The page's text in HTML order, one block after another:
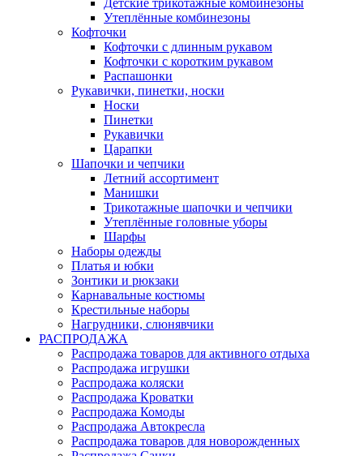
Детские трикотажные комбинезоны
Утеплённые комбинезоны
Кофточки
Кофточки с длинным рукавом
Кофточки с коротким рукавом
Распашонки
Рукавички, пинетки, носки
Носки
Пинетки
Рукавички
Царапки
Шапочки и чепчики
Летний ассортимент
Манишки
Трикотажные шапочки и чепчики
Утеплённые головные уборы
Шарфы
Наборы одежды
Платья и юбки
Зонтики и рюкзаки
Карнавальные костюмы
Крестильные наборы
Нагрудники, слюнявчики
РАСПРОДАЖА
Распродажа товаров для активного отдыха
Распродажа игрушки
Распродажа коляски
Распродажа Кроватки
Распродажа Комоды
Распродажа Автокресла
Распродажа товаров для новорожденных